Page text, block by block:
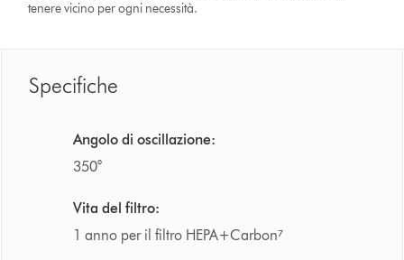
tenere vicino per ogni necessità.
Specifiche
Angolo di oscillazione:
350°
Vita del filtro:
1 anno per il filtro HEPA+Carbon⁷